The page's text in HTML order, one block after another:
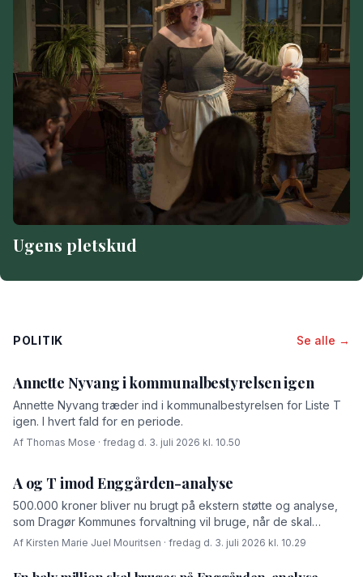
Ugens pletskud
POLITIK Se alle →
Annette Nyvang i kommunalbestyrelsen igen
Annette Nyvang træder ind i kommunalbestyrelsen for Liste T
igen. I hvert fald for en periode.
Af Thomas Mose · fredag d. 3. juli 2026 kl. 10.50
A og T imod Enggården-analyse
500.000 kroner bliver nu brugt på ekstern støtte og analyse,
som Dragør Kommunes forvaltning vil bruge, når de skal
forhandle med OK-fonden om en driftsoverenskomst for
Af Kirsten Marie Juel Mouritsen · fredag d. 3. juli 2026 kl. 10.29